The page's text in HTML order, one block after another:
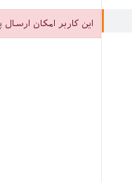
این کاربر امکان